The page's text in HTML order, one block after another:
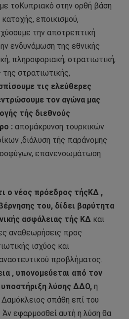
τοΚυπριακό στην ορθή βάση
εποικισμού,
την αποτρεπτική
ενδυνάμωση της εθνικής
πληροφοριακή, στρατιωτική,
της στρατιωτικής,
τις ελεύθερες
τον αγώνα μας
τής διεθνούς
: απομάκρυνση τουρκικών
,διάλυση τής παράνομης
επανενσωμάτωση
ο νέος πρόεδρος τήςΚΔ ,
του, δίδει βαρύτητα
ασφάλειας τής ΚΔ και
αναθεωρήσεις προς
ισχύος και
προβλήματος.
, υπονομεύεται από τον
λύσης ΔΔΟ, η
σπάθη επί του
Άν εφαρμοσθεί αυτή η λύση θα